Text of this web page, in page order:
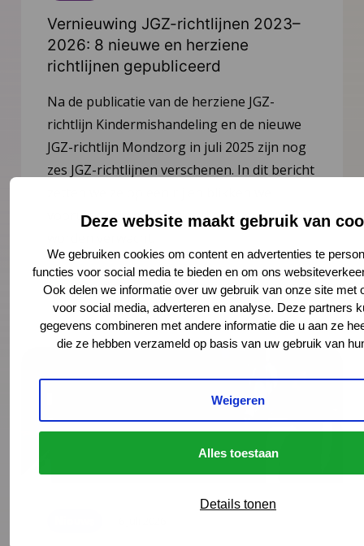
Deze website maakt gebruik van
We gebruiken cookies om content en advertenties te
functies voor social media te bieden en om ons
Ook delen we informatie over uw gebruik van onze site met
voor social media, adverteren en analyse. Deze partners
gegevens combineren met andere informatie die u aan ze
die ze hebben verzameld op basis van uw gebruik van
Weigeren
Alles toestaan
Details tonen
Vernieuwing JGZ-richtlijnen 2023–
2026: 8 nieuwe en herziene
richtlijnen gepubliceerd
Na de publicatie van de herziene JGZ-
richtlijn Kindermishandeling en de nieuwe
JGZ-richtlijn Mondzorg in juli 2025 zijn nog
zes JGZ-richtlijnen verschenen. In dit bericht
vooruit op de publicaties die tot medio 2027
Lees meer